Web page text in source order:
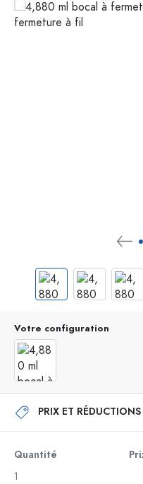
Votre configuration
PRIX ET RÉDUCTIONS
Quantité
1